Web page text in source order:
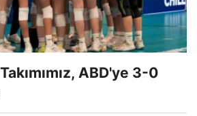
ABD'ye 3-0